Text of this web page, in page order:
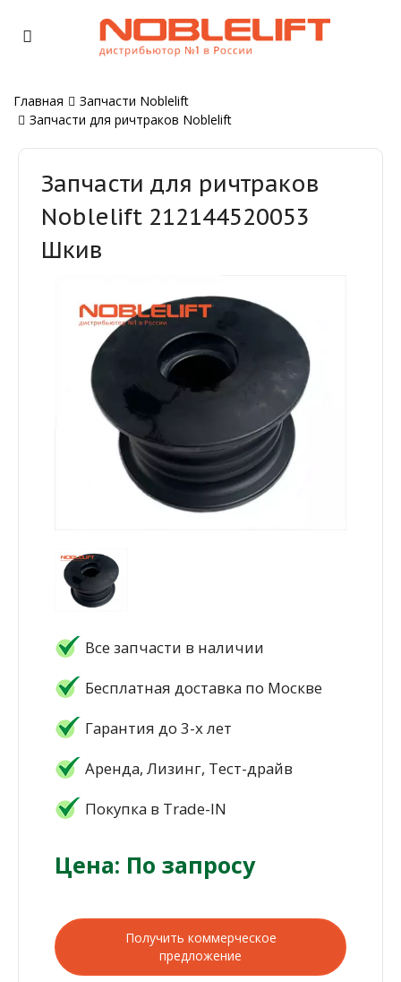
Главная
Запчасти Noblelift
Запчасти для ричтраков Noblelift
Запчасти для ричтраков
Noblelift 212144520053
Шкив
Все запчасти в наличии
Бесплатная доставка по Москве
Гарантия до 3-х лет
Аренда, Лизинг, Тест-драйв
Покупка в Trade-IN
Цена: По запросу
Получить коммерческое
предложение